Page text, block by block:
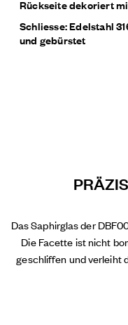
Rückseite dekoriert
Schliesse: Edelstahl
und gebürstet
Das Saphirglas der
Die Facette ist nicht
geschliffen und verleiht